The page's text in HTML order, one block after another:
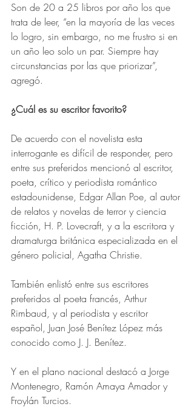
Son de 20 a 25 libros por año los que
trata de leer, “en la mayoría de las veces
lo logro, sin embargo, no me frustro si en
un año leo solo un par. Siempre hay
circunstancias por las que priorizar”,
agregó.
¿Cuál es su escritor favorito?
De acuerdo con el novelista esta
interrogante es difícil de responder, pero
entre sus preferidos mencionó al escritor,
poeta, crítico y periodista romántico​​
estadounidense, Edgar Allan Poe, al autor
de relatos y novelas de terror y ciencia
ficción, H. P. Lovecraft, y a la escritora y
dramaturga británica especializada en el
género policial, Agatha Christie.
También enlistó entre sus escritores
preferidos al poeta francés, Arthur
Rimbaud, y al periodista y escritor
español, Juan José Benítez López más
conocido como J. J. Benítez.
Y en el plano nacional destacó a Jorge
Montenegro, Ramón Amaya Amador y
Froylán Turcios.